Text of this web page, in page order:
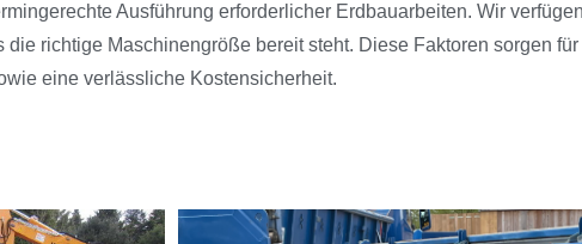
Ausführung erforderlicher Erdbauarbeiten. Wir verfügen
richtige Maschinengröße bereit steht. Diese Faktoren sorgen für
eine verlässliche Kostensicherheit.